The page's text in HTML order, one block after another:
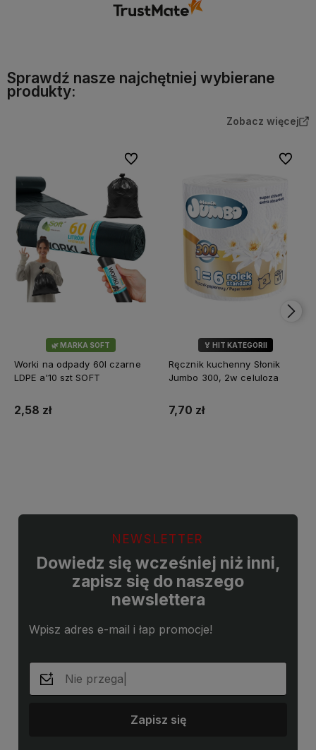
Sprawdź nasze najchętniej wybierane
produkty:
Zobacz więcej
🌿 MARKA SOFT
Worki na odpady 60l czarne
LDPE a'10 szt SOFT
2,58 zł
Do ulubionych
🏅 HIT KATEGORII
💎 WYBÓR KLIENTÓW
Ręcznik kuchenny Słonik
Jumbo 300, 2w celuloza
7,70 zł
Do
NEWSLETTER
Dowiedz się wcześniej niż inni,
zapisz się do naszego
newslettera
Wpisz adres e-mail i łap promocje!
Zapisz się